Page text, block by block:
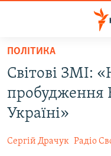
Перейти
основного
матеріалу
Перейти
до
основної
навігації
ВОДА.КРИМ
ВІДЕО ТА ФОТО
БЛОГИ
ПОЛІТИКА
Світові ЗМІ:
пробудження
Україні»
Сергій Драчук Радіо